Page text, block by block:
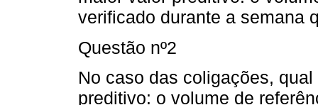
verificado durante a semana
Questão nº2
No caso das coligações,
preditivo: o volume de